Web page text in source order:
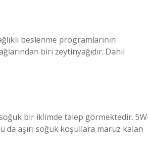
beslenme programlarının
biri zeytinyağıdır. Dahil
bir iklimde talep görmektedir.
da aşırı soğuk koşullara maruz kalan